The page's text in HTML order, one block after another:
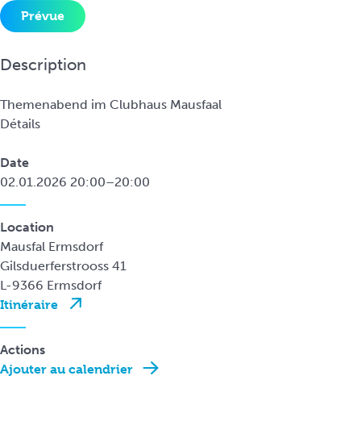
i
n
i
a
l
Prévue
Description
Themenabend im Clubhaus Mausfaal
Détails
Date
02.01.2026 20:00–20:00
Location
Mausfal Ermsdorf
Gilsduerferstrooss 41
L-9366 Ermsdorf
Itinéraire
Actions
Ajouter au calendrier